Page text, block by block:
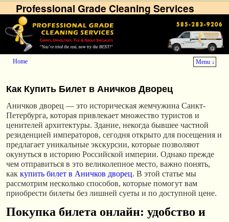
Professional Grade Cleaning Services
Home
Menu ↓
Как Купить Билет в Аничков Дворец
Аничков дворец — это историческая жемчужина Санкт-
Петербурга, которая привлекает множество туристов и
ценителей архитектуры. Здание, некогда бывшее частной
резиденцией императоров, сегодня открыто для посещения и
предлагает уникальные экскурсии, которые позволяют
окунуться в историю Российской империи. Однако прежде
чем отправиться в это великолепное место, важно понять,
как купить билет в Аничков дворец. В этой статье мы
рассмотрим несколько способов, которые помогут вам
приобрести билеты без лишней суеты и по доступной цене.
Покупка билета онлайн: удобство и